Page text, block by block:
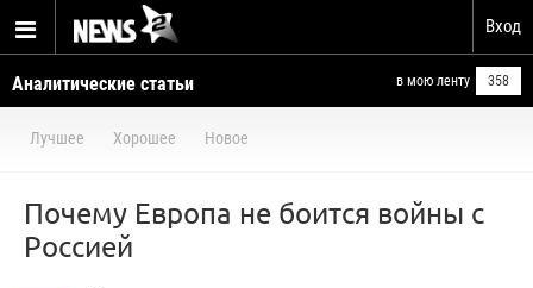
Вход
Аналитические статьи в мою ленту 358
Лучшее Хорошее Новое
Почему Европа не боится войны с
Россией